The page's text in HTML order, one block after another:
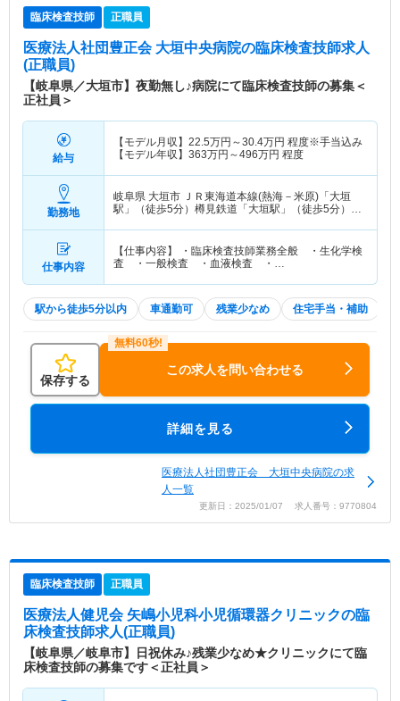
臨床検査技師 正職員
医療法人社団豊正会 大垣中央病院の臨床検査技師求人
(正職員)
【岐阜県／大垣市】夜勤無し♪病院にて臨床検査技師の募集＜
正社員＞
給与
【モデル月収】 22.5万円～30.4万円 程度※手当込み
【モデル年収】 363万円～496万円 程度
勤務地
岐阜県 大垣市 ＪＲ東海道本線(熱海－米原)「大垣
駅」（徒歩5分）樽見鉄道「大垣駅」（徒歩5分）
仕事内容
【仕事内容】 ・臨床検査技師業務全般 ・生化学検
査 ・一般検査 ・血液検査 ・…
駅から徒歩5分以内 車通勤可 残業少なめ 住宅手当・補助
保存する
この求人を問い合わせる
詳細を見る
医療法人社団豊正会 大垣中央病院の求
人一覧
更新日：2025/01/07 求人番号：9770804
臨床検査技師 正職員
医療法人健児会 矢嶋小児科小児循環器クリニックの臨
床検査技師求人(正職員)
【岐阜県／岐阜市】日祝休み♪残業少なめ★クリニックにて臨
床検査技師の募集です＜正社員＞